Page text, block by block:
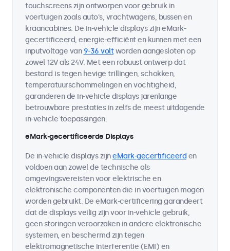
touchscreens zijn ontworpen voor gebruik in
voertuigen zoals auto's, vrachtwagens, bussen en
kraancabines. De in-vehicle displays zijn eMark-
gecertificeerd, energie-efficiënt en kunnen met een
inputvoltage van 9-36 voltworden aangesloten op
zowel 12V als 24V. Met een robuust ontwerp dat
bestand is tegen hevige trillingen, schokken,
temperatuurschommelingen en vochtigheid,
garanderen de in-vehicle displays jarenlange
betrouwbare prestaties in zelfs de meest uitdagende
in-vehicle toepassingen.
eMark-gecertificeerde Displays
De in-vehicle displays zijneMark-gecertificeerd en
voldoen aan zowel de technische als
omgevingsvereisten voor elektrische en
elektronische componenten die in voertuigen mogen
worden gebruikt. De eMark-certificering garandeert
dat de displays veilig zijn voor in-vehicle gebruik,
geen storingen veroorzaken in andere elektronische
systemen, en beschermd zijn tegen
elektromagnetische interferentie (EMI) en